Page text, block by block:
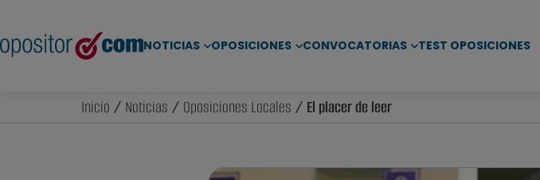
NOTICIAS OPOSICIONES CONVOCATORIAS TEST OPOSICIONES
Inicio / Noticias / Oposiciones Locales / El placer de leer